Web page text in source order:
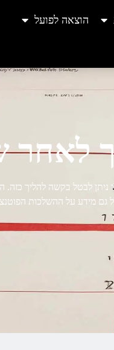
הוצאה לפועל
לאחר
ניתן לבטל בקשה להליך
מידע על ההשלכות